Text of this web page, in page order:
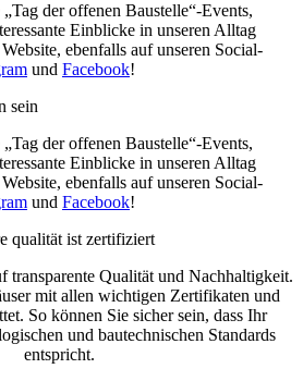
der offenen Baustelle“-Events,
Einblicke in unseren Alltag
ebenfalls auf unseren Social-
und Facebook!
sein
der offenen Baustelle“-Events,
Einblicke in unseren Alltag
ebenfalls auf unseren Social-
und Facebook!
qualität ist zertifiziert
transparente Qualität und Nachhaltigkeit.
mit allen wichtigen Zertifikaten und
So können Sie sicher sein, dass Ihr
und bautechnischen Standards
entspricht.